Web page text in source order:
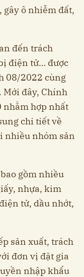
ô nhiễm đất,
đến trách
điện tử… được
08/2022 cùng
Mới đây, Chính
nhằm hợp nhất
chi tiết về
nhiều nhóm sản
gồm nhiều
nhựa, kim
tử, dầu nhớt,
sản xuất, trách
đơn vị đặt gia
nhập khẩu